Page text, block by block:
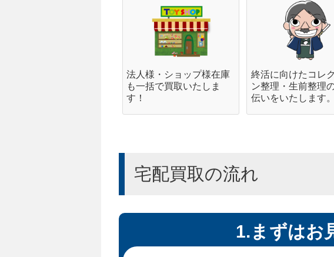
法人様・ショップ様在庫
も一括で買取いたしま
す！
終活に向けたコレ
ン整理・生前整理
伝いをいたします。
宅配買取の流れ
1.まずはお